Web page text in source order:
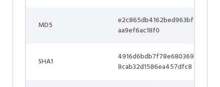
MD5
e2c865db4162bed963bf
aa9ef6ac18f0
SHA1
4916d6bdb7f78e680369
8cab32d1586ea457dfc8